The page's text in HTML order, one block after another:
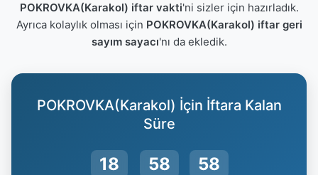
POKROVKA(Karakol) iftar vakti'ni sizler için hazırladık.
Ayrıca kolaylık olması için POKROVKA(Karakol) iftar geri
sayım sayacı'nı da ekledik.
POKROVKA(Karakol) İçin İftara Kalan
Süre
18 58 57